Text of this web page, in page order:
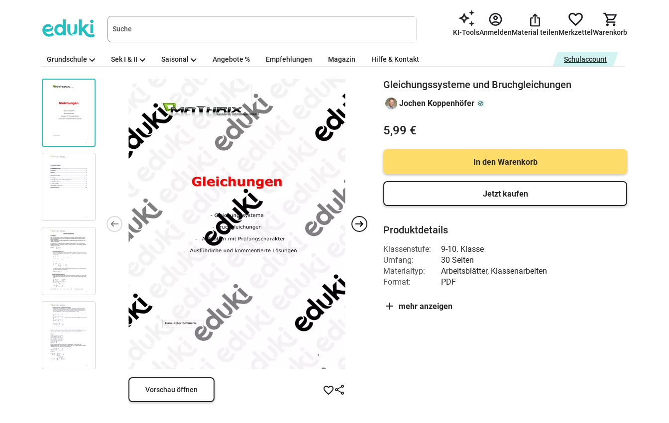
KI-ToolsAnmeldenMaterial teilenMerkzettel Warenkorb
Grundschule Sek I & II Saisonal Angebote % Empfehlungen Magazin Hilfe & Kontakt Schulaccount
Vorschau öffnen
Gleichungssysteme und Bruchgleichungen
Jochen Koppenhöfer
5,99 €
In den Warenkorb
Jetzt kaufen
Produktdetails
Klassenstufe:
9-10. Klasse
Umfang:
30 Seiten
Materialtyp:
Arbeitsblätter, Klassenarbeiten
Format:
PDF
mehr anzeigen